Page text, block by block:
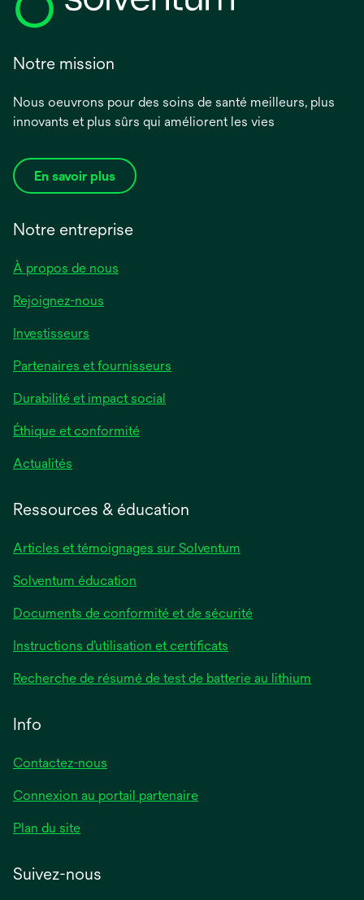
Notre mission
Nous oeuvrons pour des soins de santé meilleurs, plus
innovants et plus sûrs qui améliorent les vies
En savoir plus
Notre entreprise
À propos de nous
Rejoignez-nous
Investisseurs
Partenaires et fournisseurs
Durabilité et impact social
Éthique et conformité
Actualités
Ressources & éducation
Articles et témoignages sur Solventum
Solventum éducation
Documents de conformité et de sécurité
Instructions d’utilisation et certificats
Recherche de résumé de test de batterie au lithium
Info
Contactez-nous
Connexion au portail partenaire
Plan du site
Suivez-nous